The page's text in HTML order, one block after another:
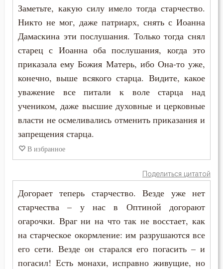
Болезнь
Брак
Вера
Вечные муки
Власть
Воздержание
Воля
Воспитание
Гордость
Иоанн Златоуст
Иоанн Кассиан Римлянин
Иоанн Лествичник
Иосиф Оптинский (Литовкин)
Исаак Сирин Ниневийский
Киприан Карфагенский
Макарий Оптинский (Иванов)
Максим Исповедник
Марк Подвижник
Моисей Оптинский (Путилов)
Заметьте, какую силу имело тогда старчество.
Никто не мог, даже патриарх, снять с Иоанна
Дамаскина эти послушания. Только тогда снял
старец с Иоанна оба послушания, когда это
приказала ему Божия Матерь, ибо Она-то уже,
конечно, выше всякого старца. Видите, какое
уважение все питали к воле старца над
учеником, даже высшие духовные и церковные
власти не осмеливались отменить приказания и
запрещения старца.
В избранное
Поделиться цитатой
Догорает теперь старчество. Везде уже нет
старчества – у нас в Оптиной догорают
огарочки. Враг ни на что так не восстает, как
на старческое окормление: им разрушаются все
его сети. Везде он старался его погасить – и
погасил! Есть монахи, исправно живущие, но